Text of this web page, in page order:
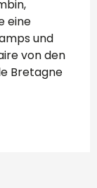
eine
und
von den
Bretagne